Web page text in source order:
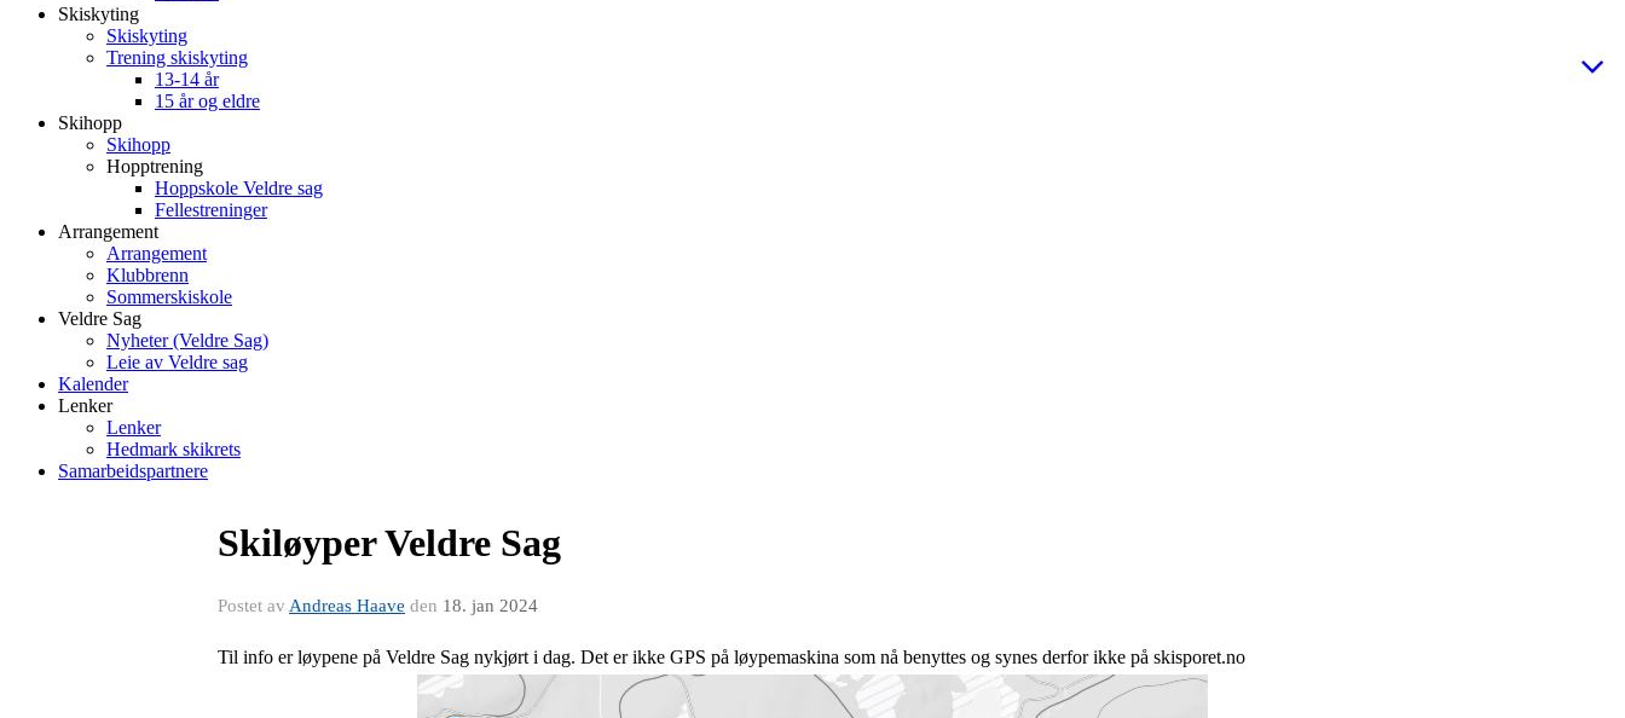
Skiskyting
Skiskyting
Trening skiskyting
13-14 år
15 år og eldre
Skihopp
Skihopp
Hopptrening
Hoppskole Veldre sag
Fellestreninger
Arrangement
Arrangement
Klubbrenn
Sommerskiskole
Veldre Sag
Nyheter (Veldre Sag)
Leie av Veldre sag
Kalender
Lenker
Lenker
Hedmark skikrets
Samarbeidspartnere
Skiløyper Veldre Sag
Postet av Andreas Haave den 18. jan 2024
Til info er løypene på Veldre Sag nykjørt i dag. Det er ikke GPS på løypemaskina som nå benyttes og synes derfor ikke på skisporet.no